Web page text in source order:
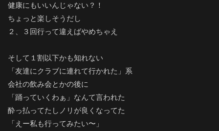
健康にもいいんじゃない？！
ちょっと楽しそうだし
２、３回行って違えばやめちゃえ
そして１割以下かも知れない
「友達にクラブに連れて行かれた」系
会社の飲み会とかの後に
「踊っていくわぁ」なんて言われた
酔っ払ってたしノリが良くなってた
「えー私も行ってみたい〜」